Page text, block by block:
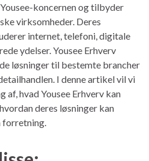
koncernen og tilbyder
virksomheder. Deres
internet, telefoni, digitale
ydelser. Yousee Erhverv
løsninger til bestemte brancher
I denne artikel vil vi
af, hvad Yousee Erhverv kan
deres løsninger kan